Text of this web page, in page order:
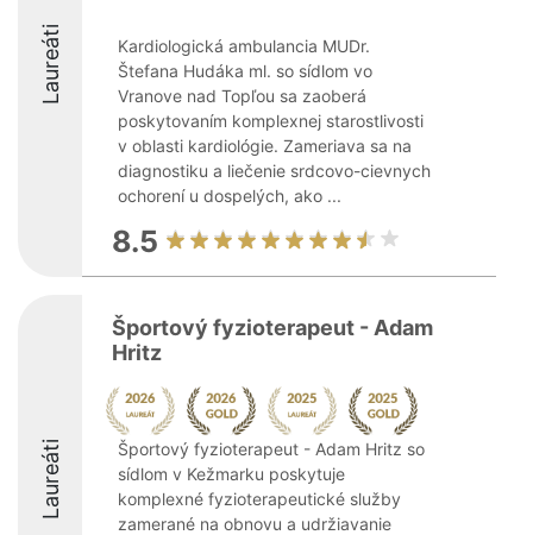
Laureáti
Kardiologická ambulancia MUDr.
Štefana Hudáka ml. so sídlom vo
Vranove nad Topľou sa zaoberá
poskytovaním komplexnej starostlivosti
v oblasti kardiológie. Zameriava sa na
diagnostiku a liečenie srdcovo-cievnych
ochorení u dospelých, ako ...
8.5
Laureáti
Športový fyzioterapeut - Adam
Hritz
Športový fyzioterapeut - Adam Hritz so
sídlom v Kežmarku poskytuje
komplexné fyzioterapeutické služby
zamerané na obnovu a udržiavanie